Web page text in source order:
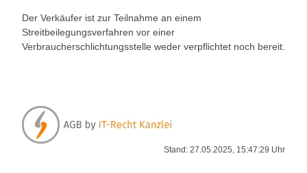
Der Verkäufer ist zur Teilnahme an einem
Streitbeilegungsverfahren vor einer
Verbraucherschlichtungsstelle weder verpflichtet noch bereit.
Stand: 27.05.2025, 15:47:29 Uhr